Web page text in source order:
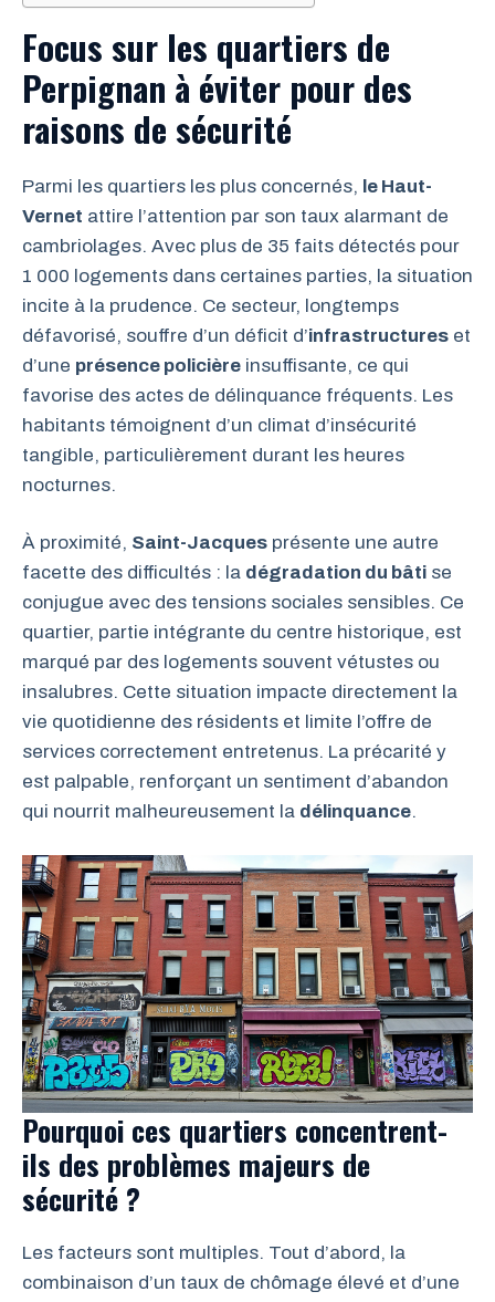
Focus sur les quartiers de
Perpignan à éviter pour des
raisons de sécurité
Parmi les quartiers les plus concernés, le Haut-
Vernet attire l’attention par son taux alarmant de
cambriolages. Avec plus de 35 faits détectés pour
1 000 logements dans certaines parties, la situation
incite à la prudence. Ce secteur, longtemps
défavorisé, souffre d’un déficit d’infrastructures et
d’une présence policière insuffisante, ce qui
favorise des actes de délinquance fréquents. Les
habitants témoignent d’un climat d’insécurité
tangible, particulièrement durant les heures
nocturnes.
À proximité, Saint-Jacques présente une autre
facette des difficultés : la dégradation du bâti se
conjugue avec des tensions sociales sensibles. Ce
quartier, partie intégrante du centre historique, est
marqué par des logements souvent vétustes ou
insalubres. Cette situation impacte directement la
vie quotidienne des résidents et limite l’offre de
services correctement entretenus. La précarité y
est palpable, renforçant un sentiment d’abandon
qui nourrit malheureusement la délinquance.
Pourquoi ces quartiers concentrent-
ils des problèmes majeurs de
sécurité ?
Les facteurs sont multiples. Tout d’abord, la
combinaison d’un taux de chômage élevé et d’une